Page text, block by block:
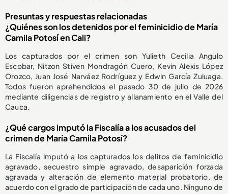
Presuntas y respuestas relacionadas
¿Quiénes son los detenidos por el feminicidio de María
Camila Potosí en Cali?
Los capturados por el crimen son Yulieth Cecilia Angulo
Escobar, Nitzon Stiven Mondragón Cuero, Kevin Alexis López
Orozco, Juan José Narváez Rodríguez y Edwin García Zuluaga.
Todos fueron aprehendidos el pasado 30 de julio de 2026
mediante diligencias de registro y allanamiento en el Valle del
Cauca.
¿Qué cargos imputó la Fiscalía a los acusados del
crimen de María Camila Potosí?
La Fiscalía imputó a los capturados los delitos de feminicidio
agravado, secuestro simple agravado, desaparición forzada
agravada y alteración de elemento material probatorio, de
acuerdo con el grado de participación de cada uno. Ninguno de